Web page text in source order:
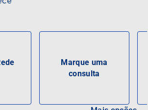
Marque uma
consulta